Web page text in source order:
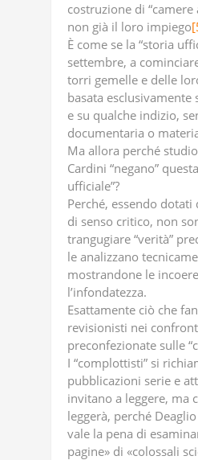
costruzione di “camere
non già il loro impiego
È come se la “storia
settembre, a
torri gemelle e delle
basata esclusivamente
e su qualche indizio,
documentaria o
Ma allora perché
Cardini “negano”
ufficiale”?
Perché, essendo
di senso critico, non
trangugiare “verità”
le analizzano
mostrandone le
l’infondatezza.
Esattamente ciò che
revisionisti nei
preconfezionate sulle
I “complottisti” si
pubblicazioni serie e
invitano a leggere, ma
leggerà, perché
vale la pena di
pagine» di «colossali